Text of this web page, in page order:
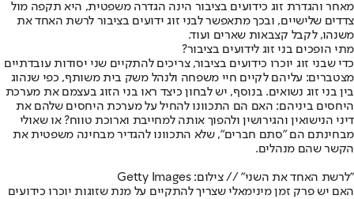
מאחר והגדרת זוג כידועים בציבור הינה הגדרה משפטית, היא תקפה מול
צדדים שלישיים, ובכך מתאפשר לבני זוג ידועים בציבור לרשת האחד את
משנהו, לקבל קצבאות שארים ועוד.
מתי הופכים בני זוג לידועים בציבור?
כדי שבני זוג יוכרו כידועים בציבור, צריכים להתקיים שני יסודות עובדתיים
מצטברים: עליהם לקיים חיי משפחה ולנהל משק בית משותף, כפי שנהוג
בין בני זוג נשואים. בנוסף, יש לבחון כיצד ראו בני הזוג בעצמם את מערכת
היחסים ביניהם: האם הם התכוונו להחיל על מערכת היחסים שלהם את
דיני הנישואין והגירושין ולהפוך אותה למחייבת וארוכת טווח? או שאולי
מבחינתם הם "סתם חברים", שלא התכוונו להגדיר מבחינה משפטית את
הקשר שהם מנהלים.
"לרשת האחד את השני" // צילום: Getty Images
האם יש פרק זמן מינימאלי שצריך להתקיים על מנת שזוגות יוכרו כידועים